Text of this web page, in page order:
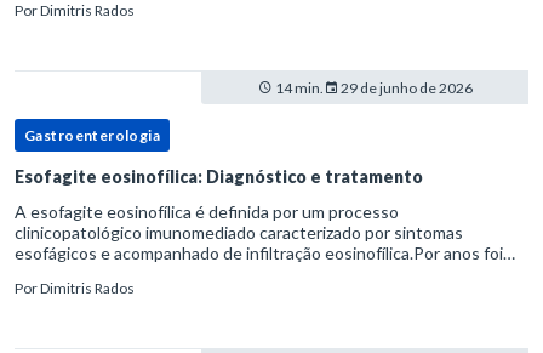
PorDimitris Rados
14 min. 29 de junho de 2026
Gastroenterologia
Esofagite eosinofílica: Diagnóstico e tratamento
A esofagite eosinofílica é definida por um processo
clinicopatológico imunomediado caracterizado por sintomas
esofágicos e acompanhado de infiltração eosinofílica.Por anos foi
refluxo gastr
PorDimitris Rados